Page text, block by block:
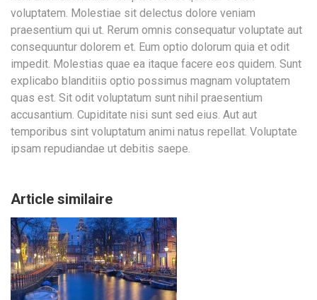
voluptatem. Molestiae sit delectus dolore veniam
praesentium qui ut. Rerum omnis consequatur voluptate aut
consequuntur dolorem et. Eum optio dolorum quia et odit
impedit. Molestias quae ea itaque facere eos quidem. Sunt
explicabo blanditiis optio possimus magnam voluptatem
quas est. Sit odit voluptatum sunt nihil praesentium
accusantium. Cupiditate nisi sunt sed eius. Aut aut
temporibus sint voluptatum animi natus repellat. Voluptate
ipsam repudiandae ut debitis saepe.
Article similaire